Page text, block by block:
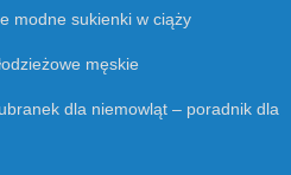
modne sukienki w ciąży
męskie
dla niemowląt – poradnik dla